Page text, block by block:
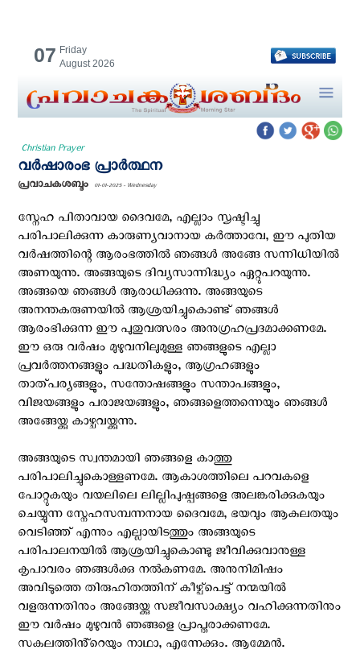
07 Friday
August 2026
Christian Prayer
വര്‍ഷാരംഭ പ്രാര്‍ത്ഥന
പ്രവാചകശബ്ദം 01-01-2025 - Wednesday
സ്നേഹ പിതാവായ ദൈവമേ, എല്ലാം സൃഷ്ടിച്ചു
പരിപാലിക്കുന്ന കാരുണ്യവാനായ കർത്താവേ, ഈ പുതിയ
വർഷത്തിന്റെ ആരംഭത്തിൽ ഞങ്ങൾ അങ്ങേ സന്നിധിയിൽ
അണയുന്നു. അങ്ങയുടെ ദിവ്യസാന്നിദ്ധ്യം ഏറ്റുപറയുന്നു.
അങ്ങയെ ഞങ്ങൾ ആരാധിക്കുന്നു. അങ്ങയുടെ
അനന്തകരുണയിൽ ആശ്രയിച്ചുകൊണ്ട് ഞങ്ങൾ
ആരംഭിക്കുന്ന ഈ പുതുവത്സരം അനുഗ്രഹപ്രദമാക്കണമേ.
ഈ ഒരു വർഷം മുഴുവനിലുമുള്ള ഞങ്ങളുടെ എല്ലാ
പ്രവർത്തനങ്ങളും പദ്ധതികളും, ആഗ്രഹങ്ങളും
താത്പര്യങ്ങളും, സന്തോഷങ്ങളും സന്താപങ്ങളും,
വിജയങ്ങളും പരാജയങ്ങളും, ഞങ്ങളെത്തന്നെയും ഞങ്ങൾ
അങ്ങേയ്ക്കു കാഴ്ചവയ്ക്കുന്നു.
അങ്ങയുടെ സ്വന്തമായി ഞങ്ങളെ കാത്തു
പരിപാലിച്ചുകൊള്ളണമേ. ആകാശത്തിലെ പറവകളെ
പോറ്റുകയും വയലിലെ ലില്ലിപുഷ്പങ്ങളെ അലങ്കരിക്കുകയും
ചെയ്യുന്ന സ്നേഹസമ്പന്നനായ ദൈവമേ, ഭയവും ആകുലതയും
വെടിഞ്ഞ് എന്നും എല്ലായിടത്തും അങ്ങയുടെ
പരിപാലനയിൽ ആശ്രയിച്ചുകൊണ്ടു ജീവിക്കുവാനുള്ള
കൃപാവരം ഞങ്ങൾക്കു നൽകണമേ. അനുനിമിഷം
അവിടുത്തെ തിരുഹിതത്തിന് കീഴ്പ്പെട്ട് നന്മയിൽ
വളരുന്നതിനും അങ്ങേയ്ക്കു സജീവസാക്ഷ്യം വഹിക്കുന്നതിനും
ഈ വര്‍ഷം മുഴുവന്‍ ഞങ്ങളെ പ്രാപ്തരാക്കണമേ.
സകലത്തിൻ്റെയും നാഥാ, എന്നേക്കും. ആമ്മേന്‍.